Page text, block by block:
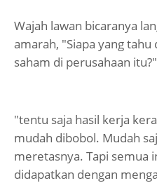
Wajah lawan bicaranya
amarah, "Siapa yang
saham di perusahaan itu?"
"tentu saja hasil kerja
mudah dibobol. Mudah
meretasnya. Tapi semua
didapatkan dengan